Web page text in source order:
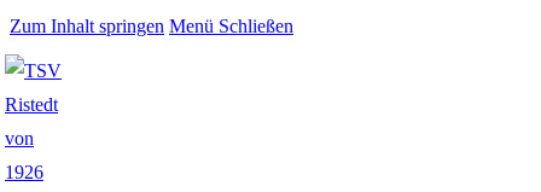
Zum Inhalt springen Menü Schließen